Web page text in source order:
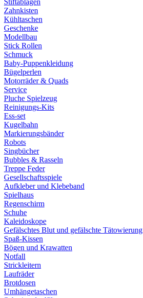
Stiftablagen
Zahnkisten
Kühltaschen
Geschenke
Modellbau
Stick Rollen
Schmuck
Baby-Puppenkleidung
Bügelperlen
Motorräder & Quads
Service
Pluche Spielzeug
Reinigungs-Kits
Ess-set
Kugelbahn
Markierungsbänder
Robots
Singbücher
Bubbles & Rasseln
Treppe Feder
Gesellschaftsspiele
Aufkleber und Klebeband
Spielhaus
Regenschirm
Schuhe
Kaleidoskope
Gefälschtes Blut und gefälschte Tätowierung
Spaß-Kissen
Bögen und Krawatten
Notfall
Strickleitern
Laufräder
Brotdosen
Umhängetaschen